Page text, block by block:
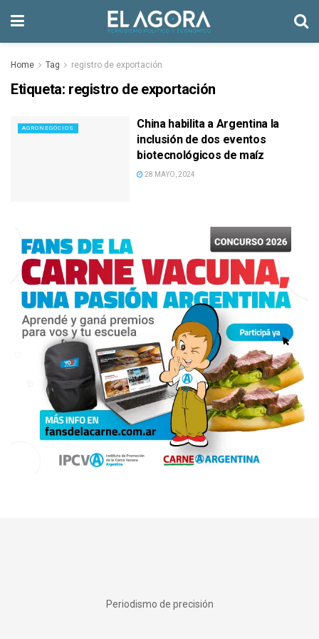
Home Tag registro de exportación
Etiqueta: registro de exportación
AGRONEGOCIOS
China habilita a Argentina la
inclusión de dos eventos
biotecnológicos de maíz
28 MAYO, 2024
Periodismo de precisión